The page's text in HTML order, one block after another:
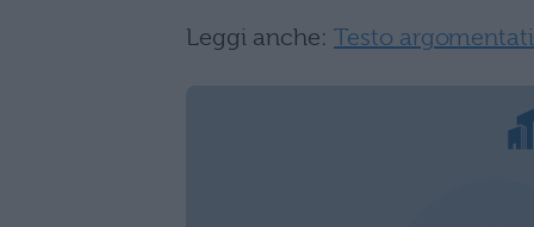
Leggi anche: Testo